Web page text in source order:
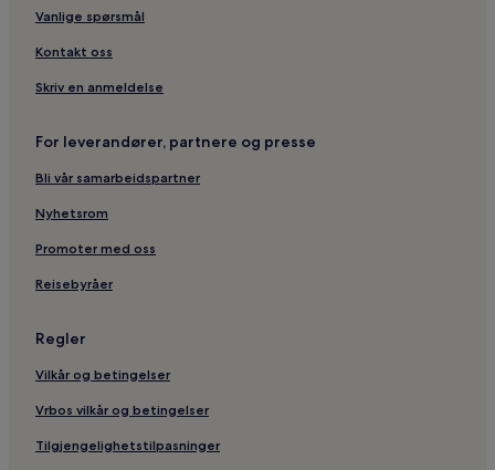
Vanlige spørsmål
Kontakt oss
Skriv en anmeldelse
For leverandører, partnere og presse
Bli vår samarbeidspartner
Nyhetsrom
Promoter med oss
Reisebyråer
Regler
Vilkår og betingelser
Vrbos vilkår og betingelser
Tilgjengelighetstilpasninger